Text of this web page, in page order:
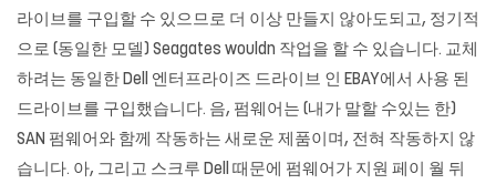
라이브를 구입할 수 있으므로 더 이상 만들지 않아도되고, 정기적
으로 (동일한 모델) Seagates wouldn 작업을 할 수 있습니다. 교체
하려는 동일한 Dell 엔터프라이즈 드라이브 인 EBAY에서 사용 된
드라이브를 구입했습니다. 음, 펌웨어는 (내가 말할 수있는 한)
SAN 펌웨어와 함께 작동하는 새로운 제품이며, 전혀 작동하지 않
습니다. 아, 그리고 스크루 Dell 때문에 펌웨어가 지원 페이 월 뒤